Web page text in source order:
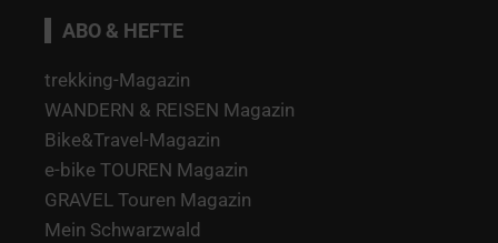
ABO & HEFTE
trekking-Magazin
WANDERN & REISEN Magazin
Bike&Travel-Magazin
e-bike TOUREN Magazin
GRAVEL Touren Magazin
Mein Schwarzwald